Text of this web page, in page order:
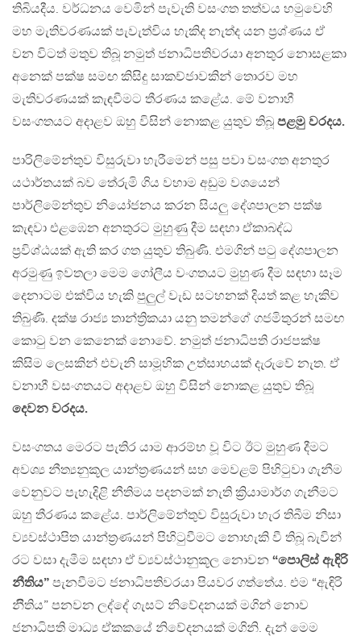
තිබියදීය. වර්ධනය වෙමින් පැවැති වසංගත තත්වය හමුවෙහි
මහ මැතිවරණයක් පැවැත්විය හැකිද නැත්ද යන ප්‍රශ්ණය ඒ
වන විටත් මතුව තිබූ නමුත් ජනාධිපතිවරයා අනතුර නොසළකා
අනෙක් පක්ෂ සමඟ කිසිදු සාකච්ජාවකින් තොරව මහ
මැතිවරණයක් කැඳවීමට තීරණය කළේය. මේ වනාහී
වසංගතයට අදාළව ඔහු විසින් නොකළ යුතුව තිබූ පළමු වරදය.
පාරිලිමේන්තුව විසුරුවා හැරීමෙන් පසු පවා වසංගත අනතුර
යථාර්තයක් බව තේරුමි ගිය වහාම අඩුම වශයෙන්
පාර්ලිමේන්තුව නියෝජනය කරන සියලු දේශපාලන පක්ෂ
කැඳවා එළඹෙන අනතුරට මුහුණු දීම සඳහා ඒකාබද්ධ
ප්‍රවිශ්ඨයක් ඇති කර ගත යුතුව තිබුණි. එමගින් පටු දේශපාලන
අරමුණු ඉවතලා මෙම ගෝලීය වංගතයට මුහුණ දීම සඳහා සෑම
දෙනාටම එක්විය හැකි පුලුල් වැඩ සටහනක් දියත් කළ හැකිව
තිබුණි. දක්ෂ රාජ්‍ය තාන්ත්‍රිකයා යනු තමන්ගේ ගජමිතුරන් සමඟ
කොටු වන කෙනෙක් නොවේ. නමුත් ජනාධිපති රාජපක්ෂ
කිසිම ලෙසකින් එවැනි සාමූහික උත්සාහයක් දැරුවේ නැත. ඒ
වනාහී වසංගතයට අදාළව ඔහු විසින් නොකළ යුතුව තිබූ
දෙවන වරදය.
වසංගතය මෙරට පැතිර යාම ආරම්භ වූ විට ඊට මුහුණ දීමට
අවශ්‍ය නීත්‍යනුකූල යාන්ත්‍රණයන් සහ මෙවළම් පිහිටුවා ගැනීම
වෙනුවට පැහැදිළි නීතිමය පදනමක් නැති ක්‍රියාමාර්ග ගැනීමට
ඔහු තීරණය කළේය. පාර්ලිමේන්තුව විසුරුවා හැර තිබීම නිසා
ව්‍යවස්ථාපිත යාන්ත්‍රණයන් පිහිටුවීමට නොහැකි වී තිබූ බැවින්
රට වසා දැමීම සඳහා ඒ ව්‍යවස්ථානුකූල නොවන “පොලිස් ඇඳිරි
නීතිය” පැනවීමට ජනාධිපතිවරයා පියවර ගත්තේය. එම “ඇඳිරි
නීිතිය” පනවන ලද්දේ ගැසට් නිවේදනයක් මගින් නොව
ජනාධිපති මාධ්‍ය ඒකකයේ නිවේදනයක් මගිනි. දැන් මෙම